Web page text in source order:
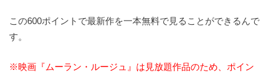
この600ポイントで最新作を一本無料で見ることができるんで
す。
※映画『ムーラン・ルージュ』は見放題作品のため、ポイン